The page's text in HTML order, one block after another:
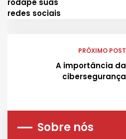
PRÓXIMO POST
A importância da
cibersegurança
Sobre nós